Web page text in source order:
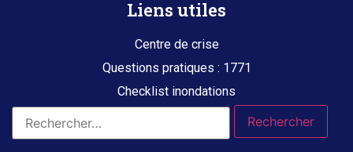
Liens utiles
Centre de crise
Questions pratiques : 1771
Checklist inondations